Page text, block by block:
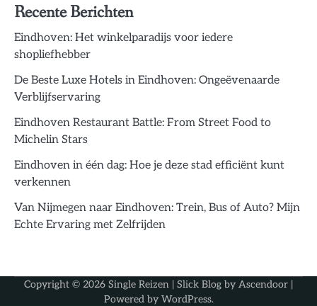
Recente Berichten
Eindhoven: Het winkelparadijs voor iedere
shopliefhebber
De Beste Luxe Hotels in Eindhoven: Ongeëvenaarde
Verblijfservaring
Eindhoven Restaurant Battle: From Street Food to
Michelin Stars
Eindhoven in één dag: Hoe je deze stad efficiënt kunt
verkennen
Van Nijmegen naar Eindhoven: Trein, Bus of Auto? Mijn
Echte Ervaring met Zelfrijden
Copyright © 2026 Single Reizen | Slick Blog by Ascendoor |
Powered by WordPress.